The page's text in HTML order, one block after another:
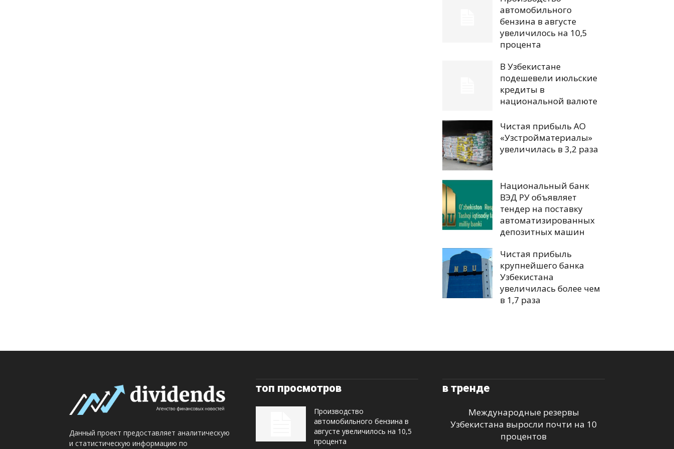
автомобильного
бензина в августе
увеличилось на 10,5
процента
В Узбекистане
подешевели июльские
кредиты в
национальной валюте
Чистая прибыль АО
«Узстройматериалы»
увеличилась в 3,2 раза
Национальный банк
ВЭД РУ объявляет
тендер на поставку
автоматизированных
депозитных машин
Чистая прибыль
крупнейшего банка
Узбекистана
увеличилась более чем
в 1,7 раза
Данный проект предоставляет аналитическую
и статистическую информацию по
топ просмотров
Производство
автомобильного бензина в
августе увеличилось на 10,5
процента
в тренде
Международные резервы
Узбекистана выросли почти на 10
процентов